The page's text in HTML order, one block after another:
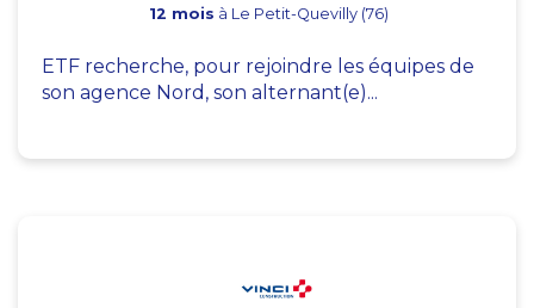
12 mois à Le Petit-Quevilly (76)
ETF recherche, pour rejoindre les équipes de
son agence Nord, son alternant(e)...